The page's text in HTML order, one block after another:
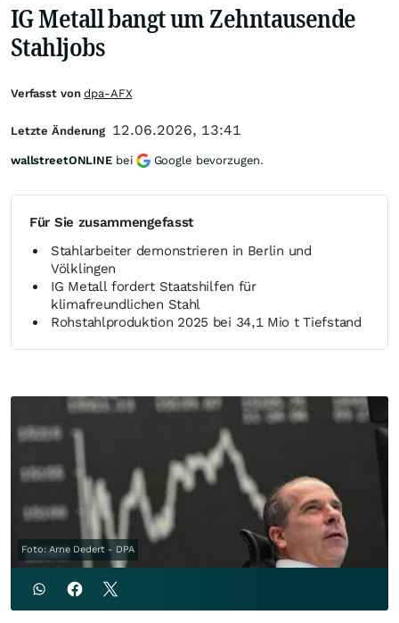
IG Metall bangt um Zehntausende
Stahljobs
Für Sie zusammengefasst
Stahlarbeiter demonstrieren in Berlin und
Völklingen
IG Metall fordert Staatshilfen für
klimafreundlichen Stahl
Rohstahlproduktion 2025 bei 34,1 Mio t Tiefstand
Foto: Arne Dedert - DPA
Verfasst vondpa-AFX
Letzte Änderung 12.06.2026, 13:41
wallstreetONLINE bei Google bevorzugen.